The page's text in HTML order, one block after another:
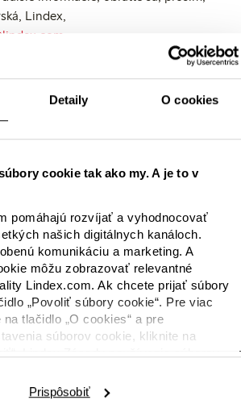
Detaily O cookies
cookie tak ako my. A je to v
pomáhajú rozvíjať a vyhodnocovať
našich digitálnych kanáloch.
komunikáciu a marketing. A
môžu zobrazovať relevantné
Lindex.com. Ak chcete prijať súbory
„Povoliť súbory cookie“. Pre viac
tlačidlo „O cookies“ a pre
súborov cookie, kliknite na
Prispôsobiť
Lindex,